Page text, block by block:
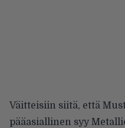
Väitteisiin siitä, että
pääasiallinen syy